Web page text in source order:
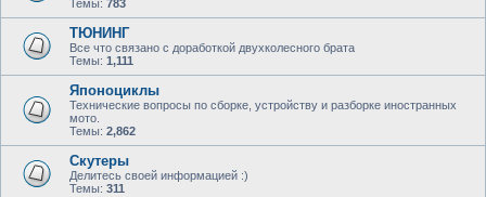
Темы: 783
ТЮНИНГ
Все что связано с доработкой двухколесного брата
Темы: 1,111
Японоциклы
Технические вопросы по сборке, устройству и разборке иностранных
мото.
Темы: 2,862
Скутеры
Делитесь своей информацией :)
Темы: 311